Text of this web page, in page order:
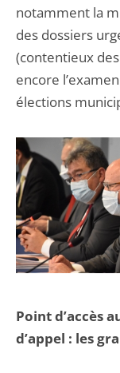
notamment la
des dossiers
(contentieux
encore
élections
Point d’accès
d’appel : les